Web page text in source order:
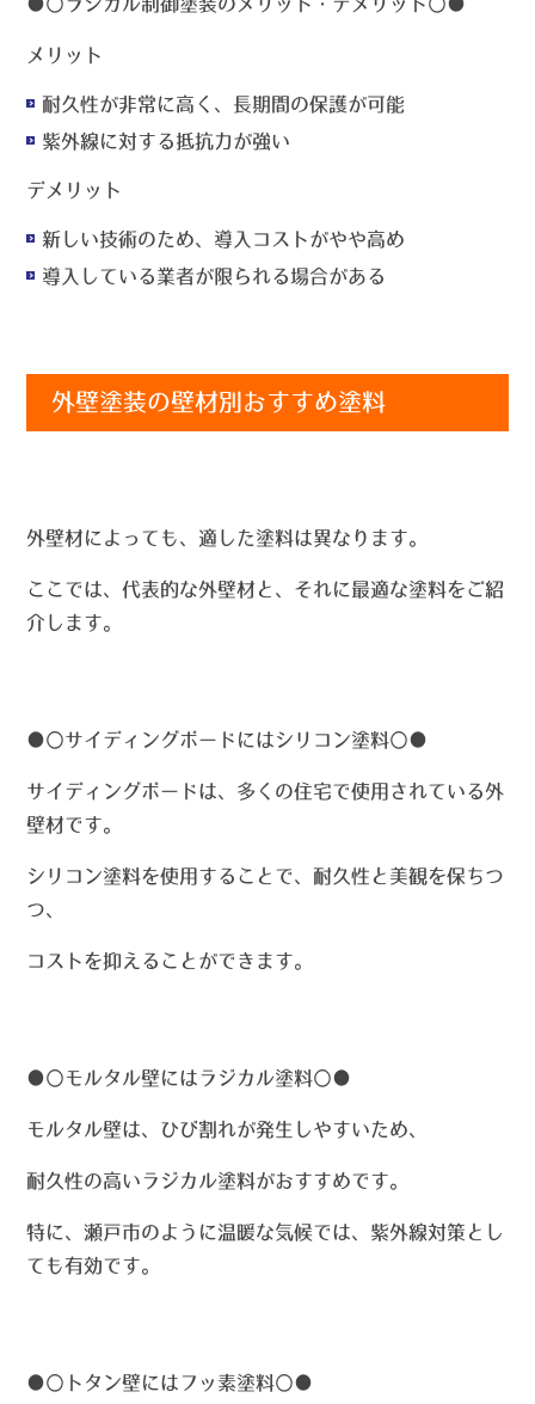
●〇ラジカル制御塗装のメリット・デメリット〇●
メリット
耐久性が非常に高く、長期間の保護が可能
紫外線に対する抵抗力が強い
デメリット
新しい技術のため、導入コストがやや高め
導入している業者が限られる場合がある
外壁塗装の壁材別おすすめ塗料
外壁材によっても、適した塗料は異なります。
ここでは、代表的な外壁材と、それに最適な塗料をご紹
介します。
●〇サイディングボードにはシリコン塗料〇●
サイディングボードは、多くの住宅で使用されている外
壁材です。
シリコン塗料を使用することで、耐久性と美観を保ちつ
つ、
コストを抑えることができます。
●〇モルタル壁にはラジカル塗料〇●
モルタル壁は、ひび割れが発生しやすいため、
耐久性の高いラジカル塗料がおすすめです。
特に、瀬戸市のように温暖な気候では、紫外線対策とし
ても有効です。
●〇 トタン壁にはフッ素塗料〇●